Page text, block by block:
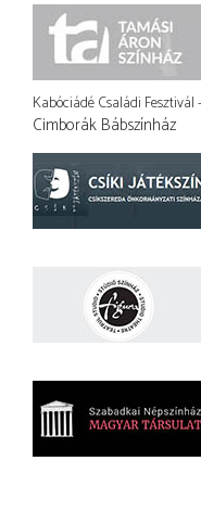
Kabóciádé Családi Fesztivál
Cimborák Bábszínház